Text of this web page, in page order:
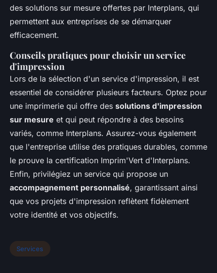
des solutions sur mesure offertes par Interplans, qui
permettent aux entreprises de se démarquer
efficacement.
Conseils pratiques pour choisir un service
d'impression
Lors de la sélection d'un service d'impression, il est
essentiel de considérer plusieurs facteurs. Optez pour
une imprimerie qui offre des solutions d'impression
sur mesure et qui peut répondre à des besoins
variés, comme Interplans. Assurez-vous également
que l'entreprise utilise des pratiques durables, comme
le prouve la certification Imprim'Vert d'Interplans.
Enfin, privilégiez un service qui propose un
accompagnement personnalisé, garantissant ainsi
que vos projets d'impression reflètent fidèlement
votre identité et vos objectifs.
Services